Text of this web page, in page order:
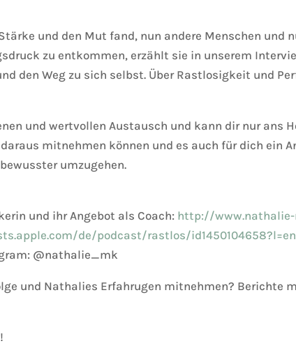
und den Mut fand, nun andere Menschen und
zu entkommen, erzählt sie in unserem
den Weg zu sich selbst. Über Rastlosigkeit und
und wertvollen Austausch und kann dir nur ans
mitnehmen können und es auch für dich ein
umzugehen.
und ihr Angebot als Coach: http://
de/podcast/rastlos/
@nathalie_mk
und Nathalies Erfahrugen mitnehmen? Berichte